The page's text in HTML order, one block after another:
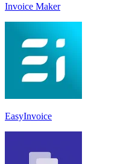
Invoice Maker
EasyInvoice